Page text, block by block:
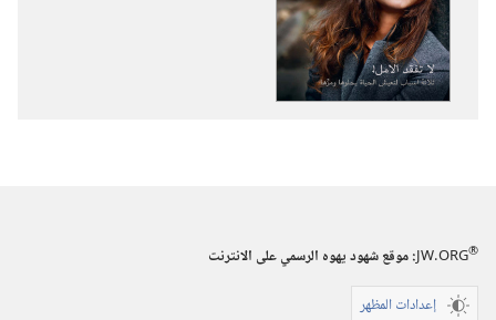
JW.ORG®
:‏ موقع شهود يهوه الرسمي على الانترنت
إعدادات المظهر